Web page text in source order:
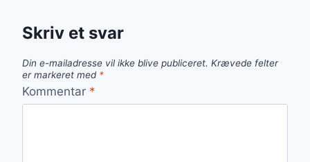
Skriv et svar
Din e-mailadresse vil ikke blive publiceret. Krævede felter
er markeret med *
Kommentar *